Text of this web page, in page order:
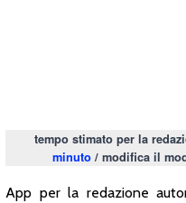
tempo stimato per la
minuto /modifica il
App per la redazione